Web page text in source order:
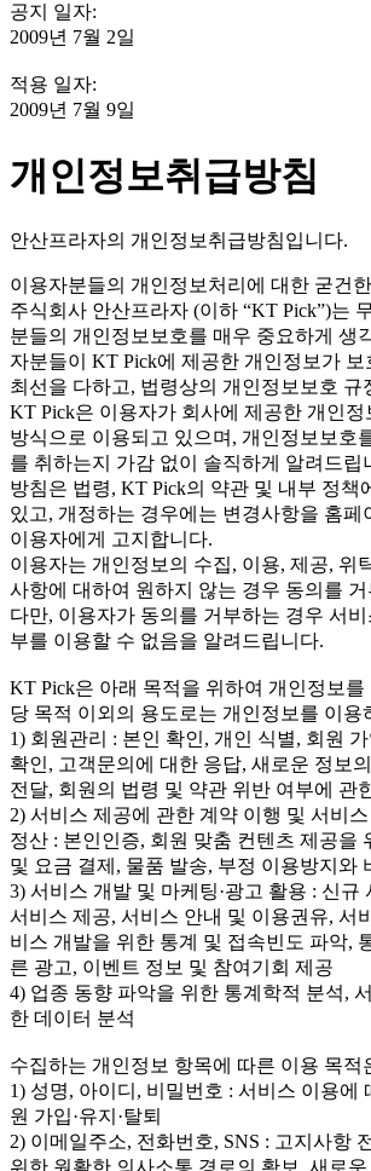
공지 일자:
2009년 7월 2일
적용 일자:
2009년 7월 9일
개인정보취급방침
안산프라자의 개인정보취급방침입니다.
이용자분들의 개인정보처리에 대한 굳건
주식회사 안산프라자 (이하 “KT Pick”)는
분들의 개인정보보호를 매우 중요하게 생
자분들이 KT Pick에 제공한 개인정보가
최선을 다하고, 법령상의 개인정보보호 규
KT Pick은 이용자가 회사에 제공한 개인
방식으로 이용되고 있으며, 개인정보보호
를 취하는지 가감 없이 솔직하게 알려드립
방침은 법령, KT Pick의 약관 및 내부 정책
있고, 개정하는 경우에는 변경사항을 홈페
이용자에게 고지합니다.
이용자는 개인정보의 수집, 이용, 제공, 위
사항에 대하여 원하지 않는 경우 동의를
다만, 이용자가 동의를 거부하는 경우 서
부를 이용할 수 없음을 알려드립니다.
KT Pick은 아래 목적을 위하여 개인정보를
당 목적 이외의 용도로는 개인정보를 이용
1) 회원관리 : 본인 확인, 개인 식별, 회원
확인, 고객문의에 대한 응답, 새로운 정보
전달, 회원의 법령 및 약관 위반 여부에 관
2) 서비스 제공에 관한 계약 이행 및 서비
정산 : 본인인증, 회원 맞춤 컨텐츠 제공을
및 요금 결제, 물품 발송, 부정 이용방지와
3) 서비스 개발 및 마케팅·광고 활용 : 신규
서비스 제공, 서비스 안내 및 이용권유, 서
비스 개발을 위한 통계 및 접속빈도 파악,
른 광고, 이벤트 정보 및 참여기회 제공
4) 업종 동향 파악을 위한 통계학적 분석,
한 데이터 분석
수집하는 개인정보 항목에 따른 이용 목적
1) 성명, 아이디, 비밀번호 : 서비스 이용에
원 가입·유지·탈퇴
2) 이메일주소, 전화번호, SNS : 고지사항